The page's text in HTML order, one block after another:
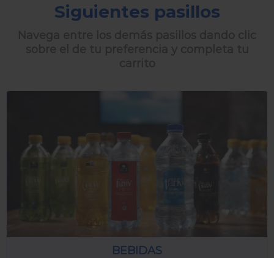
Siguientes pasillos
BEBIDAS